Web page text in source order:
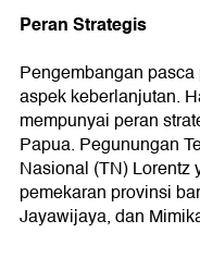
Peran Strategis
Pengembangan
aspek keberlanjutan.
mempunyai peran
Papua. Pegunungan
Nasional (TN) Lorentz
pemekaran provinsi
Jayawijaya, dan